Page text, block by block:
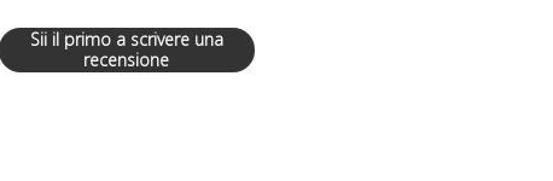
Sii il primo a scrivere una
recensione